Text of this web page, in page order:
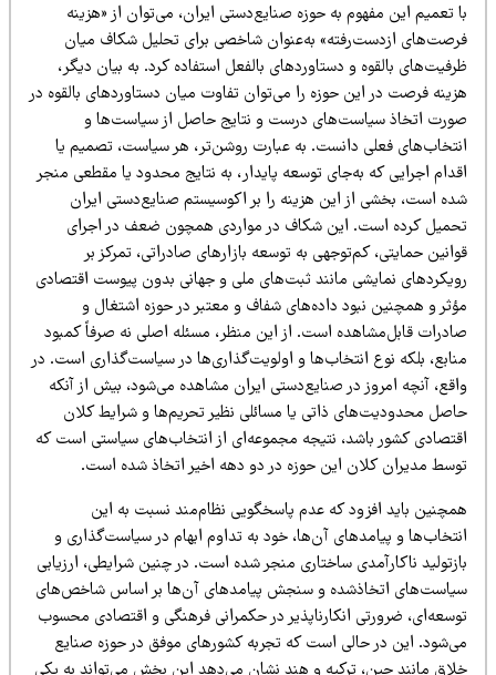
تعمیم این مفهوم به حوزه صنایع‌دستی ایران، می‌توان از «هزینه
ازدست‌رفته» به‌عنوان شاخصی برای تحلیل شکاف میان
بالقوه و دستاوردهای بالفعل استفاده کرد. به بیان دیگر،
فرصت در این حوزه را می‌توان تفاوت میان دستاوردهای بالقوه در
اتخاذ سیاست‌های درست و نتایج حاصل از سیاست‌ها و
فعلی دانست. به عبارت روشن‌تر، هر سیاست، تصمیم یا
اجرایی که به‌جای توسعه پایدار، به نتایج محدود یا مقطعی منجر
است، بخشی از این هزینه را بر اکوسیستم صنایع‌دستی ایران
کرده است. این شکاف در مواردی همچون ضعف در اجرای
حمایتی، کم‌توجهی به توسعه بازارهای صادراتی، تمرکز بر
نمایشی مانند ثبت‌های ملی و جهانی بدون پیوست اقتصادی
و همچنین نبود داده‌های شفاف و معتبر در حوزه اشتغال و
قابل‌مشاهده است. از این منظر، مسئله اصلی نه صرفاً کمبود
بلکه نوع انتخاب‌ها و اولویت‌گذاری‌ها در سیاست‌گذاری است. در
آنچه امروز در صنایع‌دستی ایران مشاهده می‌شود، بیش از آنکه
محدودیت‌های ذاتی یا مسائلی نظیر تحریم‌ها و شرایط کلان
کشور باشد، نتیجه مجموعه‌ای از انتخاب‌های سیاستی است که
مدیران کلان این حوزه در دو دهه اخیر اتخاذ شده است.
باید افزود که عدم پاسخگویی نظام‌مند نسبت به این
و پیامدهای آن‌ها، خود به تداوم ابهام در سیاست‌گذاری و
ناکارآمدی ساختاری منجر شده است. در چنین شرایطی، ارزیابی
اتخاذشده و سنجش پیامدهای آن‌ها بر اساس شاخص‌های
ضرورتی انکارناپذیر در حکمرانی فرهنگی و اقتصادی محسوب
این در حالی است که تجربه کشورهای موفق در حوزه صنایع